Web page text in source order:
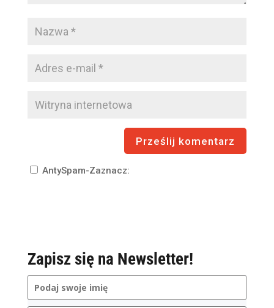
AntySpam-Zaznacz:
Zapisz się na Newsletter!